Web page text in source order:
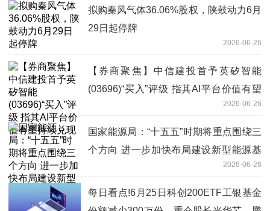
拟购秦风气体36.06%股权，陕鼓动力6月
29日起停牌
2026-06-26
【券商聚焦】中信建投首予英矽智能
(03696)“买入”评级 指其AI平台价值有望
2026-06-26
国家能源局：“十五五”时期将重点围绕三
个方向 进一步加快布局建设新型能源基
2026-06-26
每日看点!6月25日科创200ETF工银基金